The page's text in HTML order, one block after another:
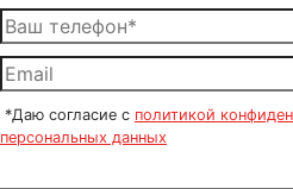
*Даю согласие с политикой
персональных данных